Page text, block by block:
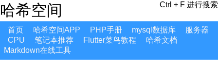
哈希空间 Ctrl + F 进行搜索
首页 哈希空间APP PHP手册 mysql数据库
服务器
CPU
笔记本推荐 Flutter菜鸟教程
哈希文档
Markdown在线工具